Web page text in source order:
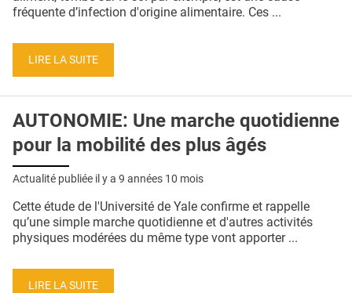
CONDITIONS GÉNÉRALES
CRÉDITS
fréquente d’infection d'origine alimentaire. Ces ...
LIRE LA SUITE
AUTONOMIE: Une marche quotidienne
pour la mobilité des plus âgés
Actualité publiée il y a 9 années 10 mois
Cette étude de l'Université de Yale confirme et rappelle
qu’une simple marche quotidienne et d'autres activités
physiques modérées du même type vont apporter ...
LIRE LA SUITE